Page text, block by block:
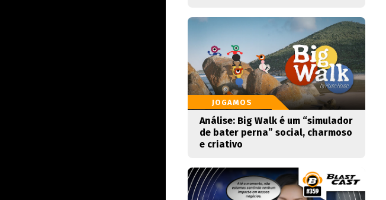
JOGAMOS
Análise: Big Walk é um “simulador
de bater perna” social, charmoso
e criativo